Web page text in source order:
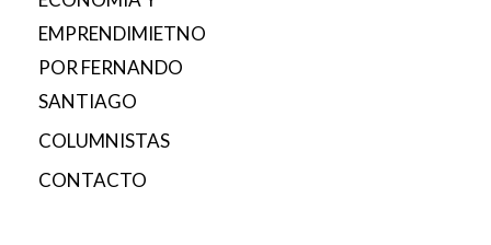
EMPRENDIMIETNO
POR FERNANDO
SANTIAGO
COLUMNISTAS
CONTACTO